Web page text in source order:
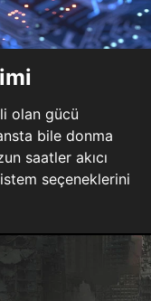
olan gücü
bile donma
saatler akıcı
seçeneklerini